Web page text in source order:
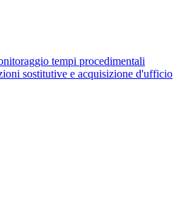
tempi procedimentali
sostitutive e acquisizione d'ufficio